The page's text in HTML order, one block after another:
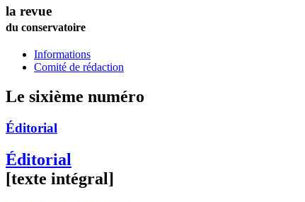
la revue
du conservatoire
Informations
Comité de rédaction
Le sixième numéro
Éditorial
Éditorial
[texte intégral]